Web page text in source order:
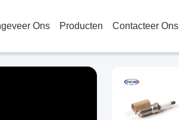
Ons Producten Contacteer Ons